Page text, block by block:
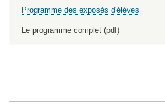
Programme des exposés d'élèves
Le programme complet (pdf)